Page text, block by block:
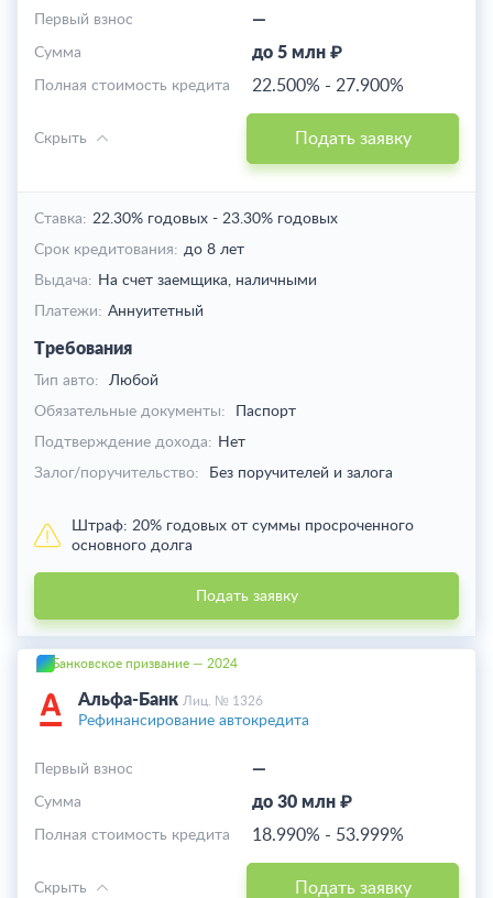
—
Первый взнос
до 5 млн ₽
Cумма
22.500% - 27.900%
Полная стоимость кредита
Подать заявку
Скрыть
Ставка: 22.30% годовых - 23.30% годовых
Срок кредитования: до 8 лет
Выдача: На счет заемщика, наличными
Платежи: Аннуитетный
Требования
Тип авто:
Любой
Обязательные документы:
Паспорт
Подтверждение дохода: Нет
Залог/поручительство:
Без поручителей и залога
Штраф: 20% годовых от суммы просроченного
основного долга
Подать заявку
Банковское призвание — 2024
Альфа-Банк Лиц. № 1326
Рефинансирование автокредита
—
Первый взнос
до 30 млн ₽
Cумма
18.990% - 53.999%
Полная стоимость кредита
Подать заявку
Скрыть